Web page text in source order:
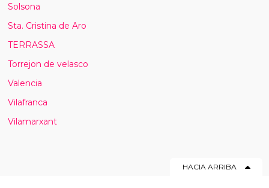
Solsona
Sta. Cristina de Aro
TERRASSA
Torrejon de velasco
Valencia
Vilafranca
Vilamarxant
HACIA ARRIBA